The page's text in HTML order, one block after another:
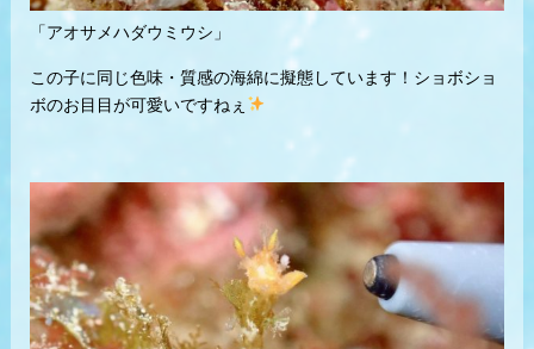
「アオサメハダウミウシ」
この子に同じ色味・質感の海綿に擬態しています！ショボショ
ボのお目目が可愛いですねぇ